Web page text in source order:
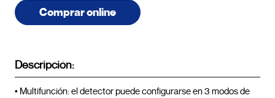
Comprar online
Descripción:
• Multifunción: el detector puede configurarse en 3 modos de